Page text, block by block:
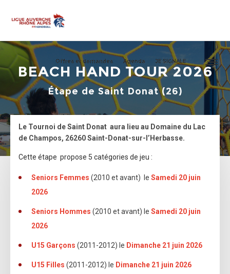
Offres et demandes Agenda JE SIGNALE
BEACH HAND TOUR 2026
Étape de Saint Donat (26)
Le Tournoi de Saint Donat aura lieu au Domaine du Lac
de Champos, 26260 Saint-Donat-sur-l’Herbasse.
Cette étape propose 5 catégories de jeu :
Seniors Femmes (2010 et avant) leSamedi 20 juin
2026
Seniors Hommes (2010 et avant) leSamedi 20 juin
2026
U15 Garçons(2011-2012) le Dimanche 21 juin 2026
U15 Filles(2011-2012) le Dimanche 21 juin 2026